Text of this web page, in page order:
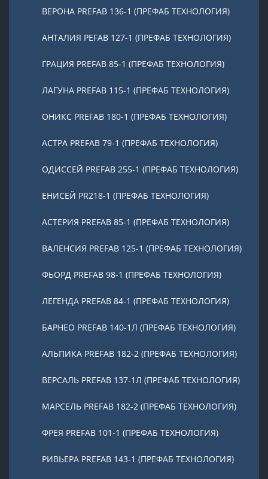
ВЕРОНА PREFAB 136-1 (ПРЕФАБ ТЕХНОЛОГИЯ)
АНТАЛИЯ PEFAB 127-1 (ПРЕФАБ ТЕХНОЛОГИЯ)
ГРАЦИЯ PREFAB 85-1 (ПРЕФАБ ТЕХНОЛОГИЯ)
ЛАГУНА PREFAB 115-1 (ПРЕФАБ ТЕХНОЛОГИЯ)
ОНИКС PREFAB 180-1 (ПРЕФАБ ТЕХНОЛОГИЯ)
АСТРА PREFAB 79-1 (ПРЕФАБ ТЕХНОЛОГИЯ)
ОДИССЕЙ PREFAB 255-1 (ПРЕФАБ ТЕХНОЛОГИЯ)
ЕНИСЕЙ PR218-1 (ПРЕФАБ ТЕХНОЛОГИЯ)
АСТЕРИЯ PREFAB 85-1 (ПРЕФАБ ТЕХНОЛОГИЯ)
ВАЛЕНСИЯ PREFAB 125-1 (ПРЕФАБ ТЕХНОЛОГИЯ)
ФЬОРД PREFAB 98-1 (ПРЕФАБ ТЕХНОЛОГИЯ)
ЛЕГЕНДА PREFAB 84-1 (ПРЕФАБ ТЕХНОЛОГИЯ)
БАРНЕО PREFAB 140-1Л (ПРЕФАБ ТЕХНОЛОГИЯ)
АЛЬПИКА PREFAB 182-2 (ПРЕФАБ ТЕХНОЛОГИЯ)
ВЕРСАЛЬ PREFAB 137-1Л (ПРЕФАБ ТЕХНОЛОГИЯ)
МАРСЕЛЬ PREFAB 182-2 (ПРЕФАБ ТЕХНОЛОГИЯ)
ФРЕЯ PREFAB 101-1 (ПРЕФАБ ТЕХНОЛОГИЯ)
РИВЬЕРА PREFAB 143-1 (ПРЕФАБ ТЕХНОЛОГИЯ)